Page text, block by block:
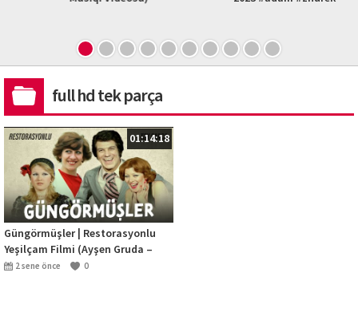
full hd tek parça
01:14:18
Güngörmüşler | Restorasyonlu
Yeşilçam Filmi (Ayşen Gruda –
Hadi Çaman – İzzet Günay) | Tek
2 sene önce 0